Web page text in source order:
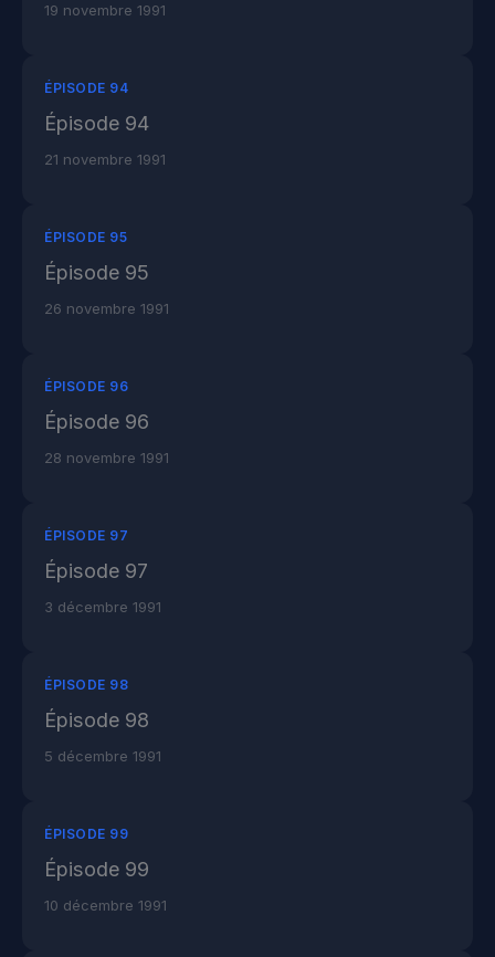
19 novembre 1991
ÉPISODE 94
Épisode 94
21 novembre 1991
ÉPISODE 95
Épisode 95
26 novembre 1991
ÉPISODE 96
Épisode 96
28 novembre 1991
ÉPISODE 97
Épisode 97
3 décembre 1991
ÉPISODE 98
Épisode 98
5 décembre 1991
ÉPISODE 99
Épisode 99
10 décembre 1991